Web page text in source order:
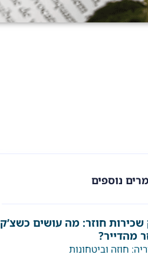
נוספים
שכירות חוזר: מה עושים כשצ’ק
מהדייר?
חוזה וביטחונות